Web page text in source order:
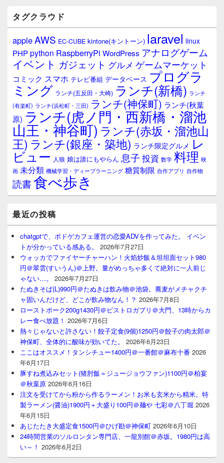
ウ
ィ
ジ
ェ
ア
タグクラウド
appleAWS EC-CUBE kintone(キントーン) laravel linux
PHPpython RaspberryPi WordPress アナログゲーム
イベント ガジェット グルメ ゲームマーケット
コミック スマホ テレビ番組 データベース プログラ
ミング ランチ(五反田・大崎) ランチ(新橋) ランチ
(有楽町) ランチ(浜松町・三田) ランチ(神保町) ランチ(秋葉
原) ランチ(虎ノ門・西新橋・溜池
山王・神谷町) ランチ(赤坂・溜池山
王) ランチ(銀座・築地) ランチ限定グルメ レ
ビュー 人狼 娘は誰にもやらん 息子 投資 数学 料理 映
画 未分類 機械学習・ディープラーニング 糖質制限 自作アプリ 自作物
読書食べ歩き
最近の投稿
chatgptで、ボドゲカフェ運営の恋愛ADVを作ってみた。 イベン
トが分かっている感ある。
2026年7月27日
ウォッカでファイヤーチャーハン！火焰炒飯＆坦坦面セット980
円＠翠雲(すいうん)＠上野。量がめっちゃ多くて絶対に一人前じ
ゃない…。
2026年7月27日
たぬきそば(L)990円＠たぬきは飲み物＠池袋。蕎麦がメチャクチ
ャ固いんだけど、どこが飲み物なん！？ 2026年7月8日
ローストポーク200g1430円＠ビストロガブリ＠大門、13時からカ
レー食べ放題！ 2026年7月6日
熱々じゃないと許さない！餃子定食(9個)1250円＠餃子の肉太郎＠
神保町、全体的に酸味が効いてた。
2026年6月23日
ここはオススメ！タンシチュー1400円＠一番館＠麻布十番 2026
年6月17日
豚すね煮込みセット(猪肘飯＝ジュージョウファン)1100円＠柏宴
＠秋葉原 2026年6月16日
注文を受けてから粉から作るラーメン！お米も玄米から精米。特
製ラーメン(醤油)1900円＋大盛り100円＠麺や 七彩＠八丁堀 2026
年6月15日
あじたたき大盛定食1500円＠ひげ勘＠神保町 2026年6月10日
24時間営業のソルロンタン専門店、一龍別館＠赤坂。1980円は高
い～！ 2026年6月2日